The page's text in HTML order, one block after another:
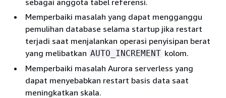
Memperbaiki masalah yang dapat mengganggu
pemulihan database selama startup jika restart
terjadi saat menjalankan operasi penyisipan berat
yang melibatkan AUTO_INCREMENT kolom.
Memperbaiki masalah Aurora serverless yang
dapat menyebabkan restart basis data saat
meningkatkan skala.